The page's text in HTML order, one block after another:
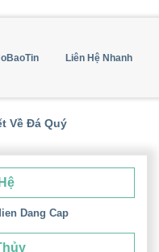
Liên Hệ Nhanh
Về Đá Quý